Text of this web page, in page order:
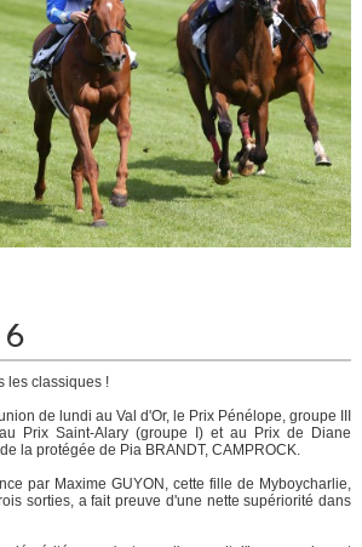
les classiques !
de lundi au Val d'Or, le Prix Pénélope, groupe III
Prix Saint-Alary (groupe I) et au Prix de Diane
la protégée de Pia BRANDT, CAMPROCK.
par Maxime GUYON, cette fille de Myboycharlie,
sorties, a fait preuve d'une nette supériorité dans